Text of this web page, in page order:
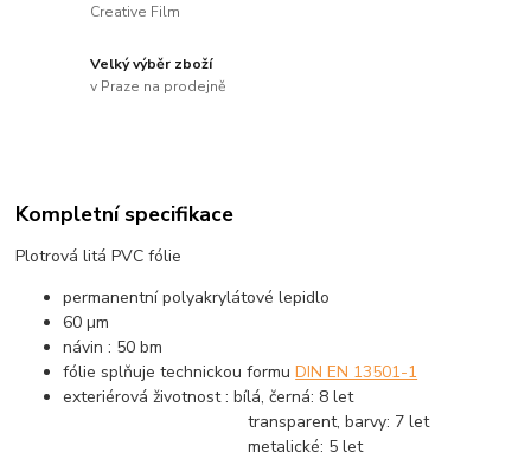
Creative Film
Velký výběr zboží
v Praze na prodejně
Kompletní specifikace
Plotrová litá PVC fólie
permanentní polyakrylátové lepidlo
60 µm
návin : 50 bm
fólie splňuje technickou formuDIN EN 13501-1
exteriérová životnost : bílá, černá: 8 let
transparent, barvy: 7 let
metalické: 5 let